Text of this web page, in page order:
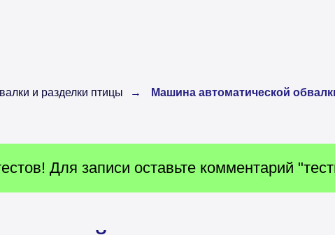
и разделки птицы → Машина автоматической
Для записи оставьте комментарий